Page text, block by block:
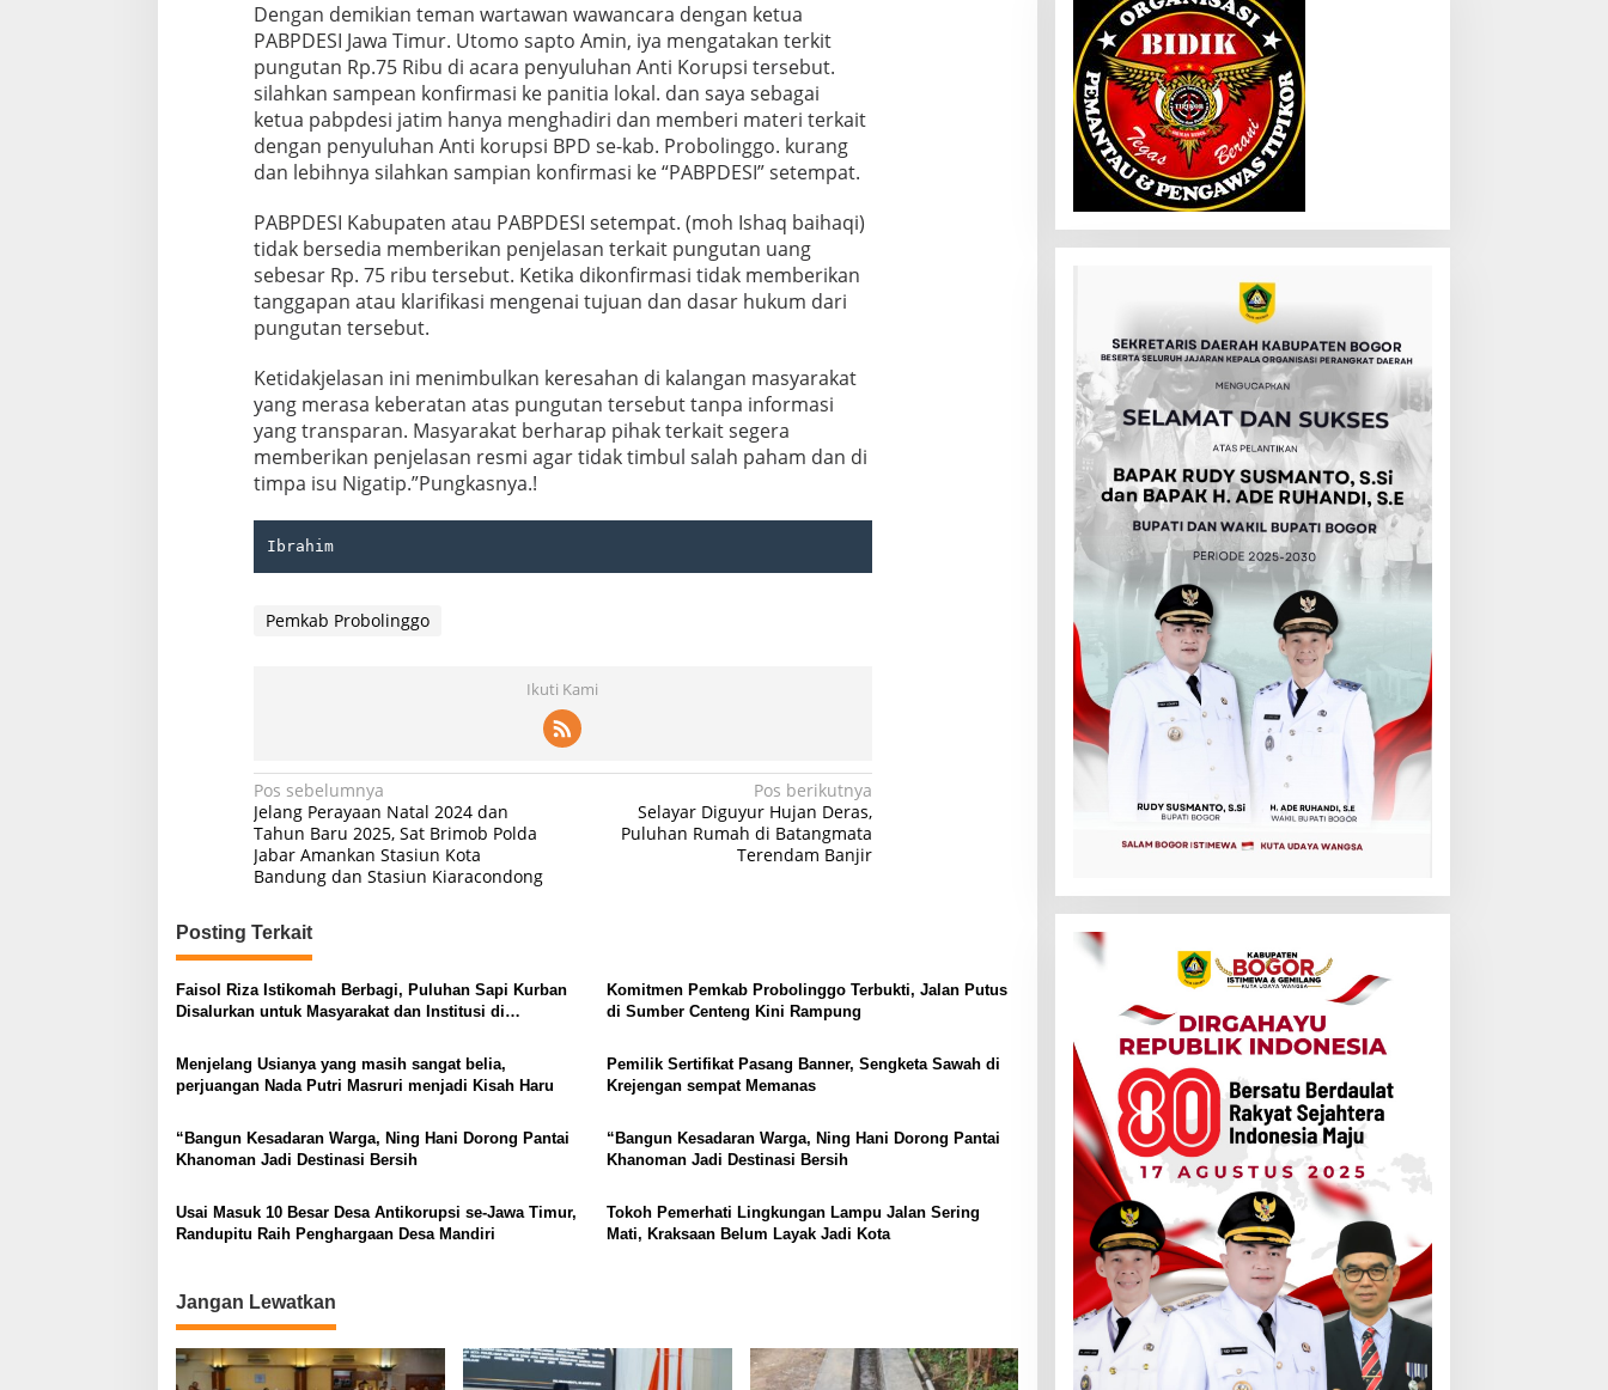
Dengan demikian teman wartawan wawancara dengan ketua
PABPDESI Jawa Timur. Utomo sapto Amin, iya mengatakan terkit
pungutan Rp.75 Ribu di acara penyuluhan Anti Korupsi tersebut.
silahkan sampean konfirmasi ke panitia lokal. dan saya sebagai
ketua pabpdesi jatim hanya menghadiri dan memberi materi terkait
dengan penyuluhan Anti korupsi BPD se-kab. Probolinggo. kurang
dan lebihnya silahkan sampian konfirmasi ke “PABPDESI” setempat.
PABPDESI Kabupaten atau PABPDESI setempat. (moh Ishaq baihaqi)
tidak bersedia memberikan penjelasan terkait pungutan uang
sebesar Rp. 75 ribu tersebut. Ketika dikonfirmasi tidak memberikan
tanggapan atau klarifikasi mengenai tujuan dan dasar hukum dari
pungutan tersebut.
Ketidakjelasan ini menimbulkan keresahan di kalangan masyarakat
yang merasa keberatan atas pungutan tersebut tanpa informasi
yang transparan. Masyarakat berharap pihak terkait segera
memberikan penjelasan resmi agar tidak timbul salah paham dan di
timpa isu Nigatip.”Pungkasnya.!
Ibrahim
Pemkab Probolinggo
Ikuti Kami
Navigasi
pos
Pos sebelumnya
Jelang Perayaan Natal 2024 dan
Tahun Baru 2025, Sat Brimob Polda
Jabar Amankan Stasiun Kota
Bandung dan Stasiun Kiaracondong
Pos berikutnya
Selayar Diguyur Hujan Deras,
Puluhan Rumah di Batangmata
Terendam Banjir
Posting Terkait
Faisol Riza Istikomah Berbagi, Puluhan Sapi Kurban
Disalurkan untuk Masyarakat dan Institusi di
Komitmen Pemkab Probolinggo Terbukti, Jalan Putus
di Sumber Centeng Kini Rampung
Menjelang Usianya yang masih sangat belia,
perjuangan Nada Putri Masruri menjadi Kisah Haru
Pemilik Sertifikat Pasang Banner, Sengketa Sawah di
Krejengan sempat Memanas
“Bangun Kesadaran Warga, Ning Hani Dorong Pantai
Khanoman Jadi Destinasi Bersih
“Bangun Kesadaran Warga, Ning Hani Dorong Pantai
Khanoman Jadi Destinasi Bersih
Usai Masuk 10 Besar Desa Antikorupsi se-Jawa Timur,
Randupitu Raih Penghargaan Desa Mandiri
Tokoh Pemerhati Lingkungan Lampu Jalan Sering
Mati, Kraksaan Belum Layak Jadi Kota
Jangan Lewatkan